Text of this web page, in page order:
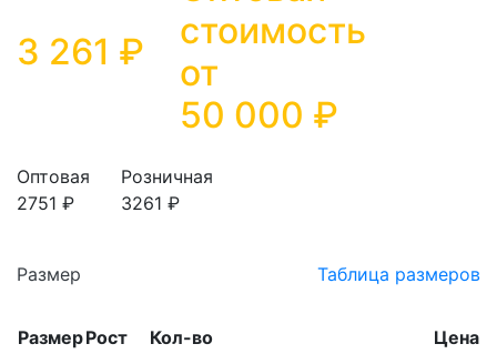
3 261 ₽
стоимость
от
50 000 ₽
Оптовая
2751 ₽
Розничная
3261 ₽
Размер Таблица размеров
РазмерРост Кол-во
Цена